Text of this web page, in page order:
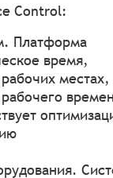
Control:
Платформа
время,
местах,